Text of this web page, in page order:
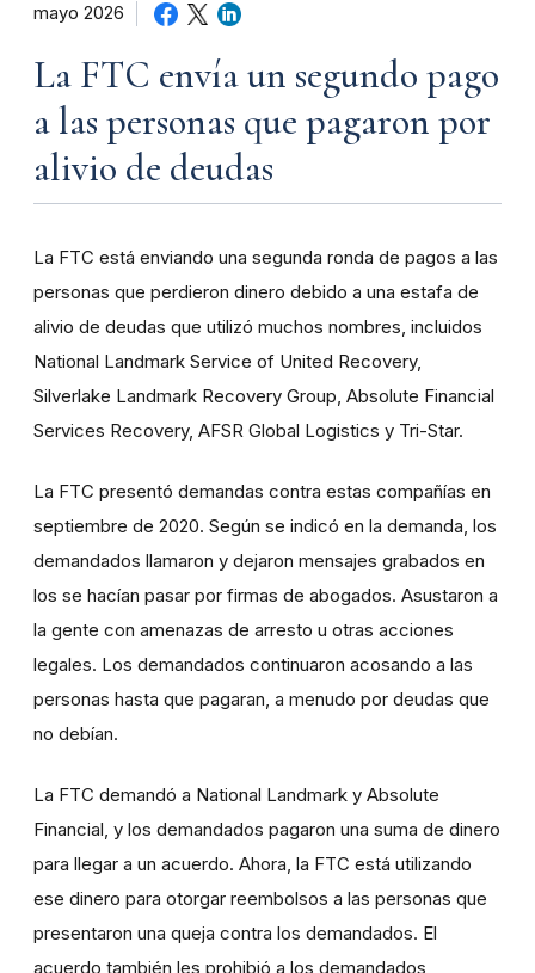
mayo 2026
La FTC envía un segundo pago
a las personas que pagaron por
alivio de deudas
La FTC está enviando una segunda ronda de pagos a las
personas que perdieron dinero debido a una estafa de
alivio de deudas que utilizó muchos nombres, incluidos
National Landmark Service of United Recovery,
Silverlake Landmark Recovery Group, Absolute Financial
Services Recovery, AFSR Global Logistics y Tri-Star.
La FTC presentó demandas contra estas compañías en
septiembre de 2020. Según se indicó en la demanda, los
demandados llamaron y dejaron mensajes grabados en
los se hacían pasar por firmas de abogados. Asustaron a
la gente con amenazas de arresto u otras acciones
legales. Los demandados continuaron acosando a las
personas hasta que pagaran, a menudo por deudas que
no debían.
La FTC demandó a National Landmark y Absolute
Financial, y los demandados pagaron una suma de dinero
para llegar a un acuerdo. Ahora, la FTC está utilizando
ese dinero para otorgar reembolsos a las personas que
presentaron una queja contra los demandados. El
acuerdo también les prohibió a los demandados